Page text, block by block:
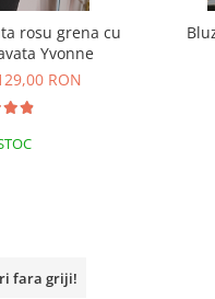
rosu grena cu
Yvonne
RON
fara griji!